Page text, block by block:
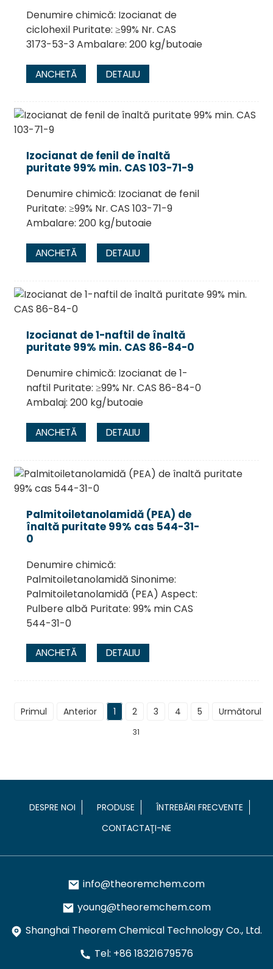
Denumire chimică: Izocianat de
ciclohexil Puritate: ≥99% Nr. CAS
3173-53-3 Ambalare: 200 kg/butoaie
ANCHETĂ DETALIU
Izocianat de fenil de înaltă
puritate 99% min. CAS 103-71-9
Denumire chimică: Izocianat de fenil
Puritate: ≥99% Nr. CAS 103-71-9
Ambalare: 200 kg/butoaie
ANCHETĂ DETALIU
Izocianat de 1-naftil de înaltă
puritate 99% min. CAS 86-84-0
Denumire chimică: Izocianat de 1-
naftil Puritate: ≥99% Nr. CAS 86-84-0
Ambalaj: 200 kg/butoaie
ANCHETĂ DETALIU
Palmitoiletanolamidă (PEA) de
înaltă puritate 99% cas 544-31-
0
Denumire chimică:
Palmitoiletanolamidă Sinonime:
Palmitoiletanolamidă (PEA) Aspect:
Pulbere albă Puritate: 99% min CAS
544-31-0
ANCHETĂ DETALIU
Primul Anterior 1 2 3 4 5 Următorul
31
DESPRE NOI PRODUSE
ÎNTREBĂRI FRECVENTE
CONTACTAŢI-NE
info@theoremchem.com
young@theoremchem.com
Shanghai Theorem Chemical Technology Co., Ltd.
Tel: +86 18321679576